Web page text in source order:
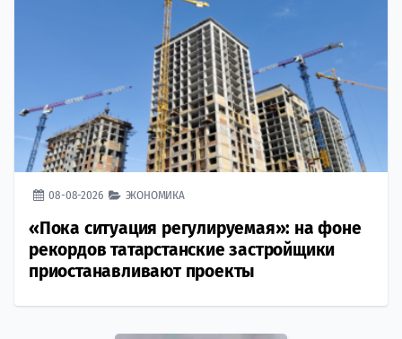
08-08-2026 ЭКОНОМИКА
«Пока ситуация регулируемая»: на фоне
рекордов татарстанские застройщики
приостанавливают проекты